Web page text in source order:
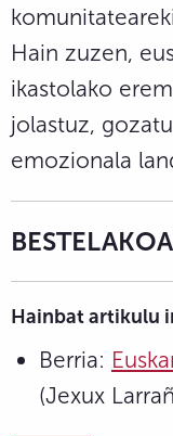
Hain zuzen,
ikastolako
jolastuz,
emozionala
Hainbat artikulu
Berria:
(Jexux